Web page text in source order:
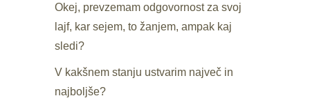
Okej, prevzemam odgovornost za svoj
lajf, kar sejem, to žanjem, ampak kaj
sledi?
V kakšnem stanju ustvarim največ in
najboljše?